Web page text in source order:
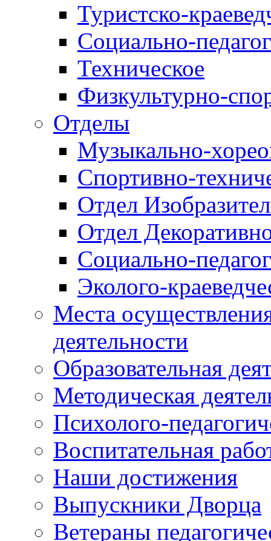
Туристско-
Социально-
Техническое
Физкультурно-
Отделы
Музыкально-
Спортивно-
Отдел
Отдел
Социально-
Эколого-
Места
деятельности
Образовательная
Методическая
Психолого-
Воспитательная
Наши достижения
Выпускники Дворца
Ветераны